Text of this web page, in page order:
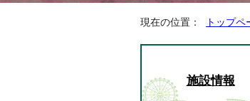
現在の位置： トップペ
施設情報